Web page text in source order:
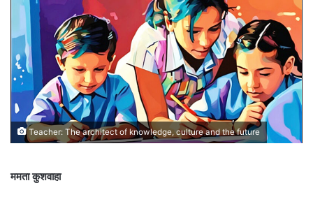
Teacher: The architect of knowledge, culture and the future
ममता कुशवाहा